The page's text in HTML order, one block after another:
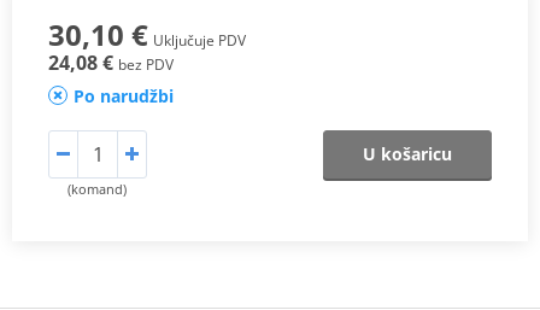
30,10 € Uključuje PDV
24,08 € bez PDV
Po narudžbi
(komand)
U košaricu